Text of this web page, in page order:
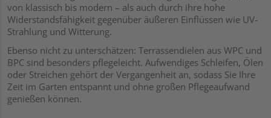
von klassisch bis modern – als auch durch ihre hohe
Widerstandsfähigkeit gegenüber äußeren Einflüssen wie UV-
Strahlung und Witterung.
Ebenso nicht zu unterschätzen: Terrassendielen aus WPC und
BPC sind besonders pflegeleicht. Aufwendiges Schleifen, Ölen
oder Streichen gehört der Vergangenheit an, sodass Sie Ihre
Zeit im Garten entspannt und ohne großen Pflegeaufwand
genießen können.